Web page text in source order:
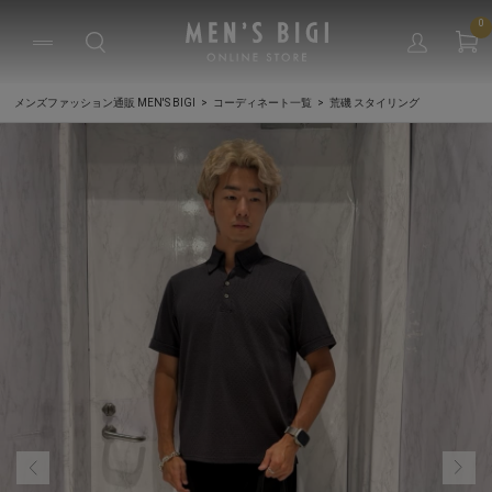
0
メンズファッション通販 MEN'S BIGI コーディネート一覧 荒磯 スタイリング